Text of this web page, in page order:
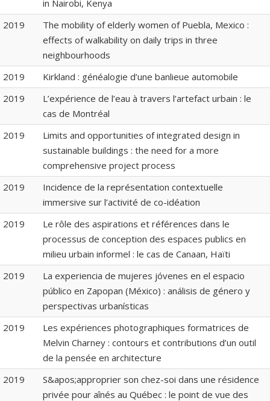
in Nairobi, Kenya
2019
The mobility of elderly women of Puebla, Mexico :
effects of walkability on daily trips in three
neighbourhoods
2019
Kirkland : généalogie d’une banlieue automobile
2019
L’expérience de l’eau à travers l’artefact urbain : le
cas de Montréal
2019
Limits and opportunities of integrated design in
sustainable buildings : the need for a more
comprehensive project process
2019
Incidence de la représentation contextuelle
immersive sur l’activité de co-idéation
2019
Le rôle des aspirations et références dans le
processus de conception des espaces publics en
milieu urbain informel : le cas de Canaan, Haïti
2019
La experiencia de mujeres jóvenes en el espacio
público en Zapopan (México) : análisis de género y
perspectivas urbanísticas
2019
Les expériences photographiques formatrices de
Melvin Charney : contours et contributions d’un outil
de la pensée en architecture
2019
S&apos;approprier son chez-soi dans une résidence
privée pour aînés au Québec : le point de vue des